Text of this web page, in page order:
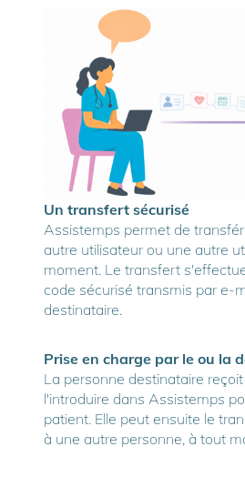
Un transfert sécurisé
Assistemps permet de
autre utilisateur ou une autre
moment. Le transfert
code sécurisé transmis par e-
destinataire.
Prise en charge par le ou la
La personne destinataire
l'introduire dans Assistemps
patient. Elle peut ensuite le
à une autre personne, à tout